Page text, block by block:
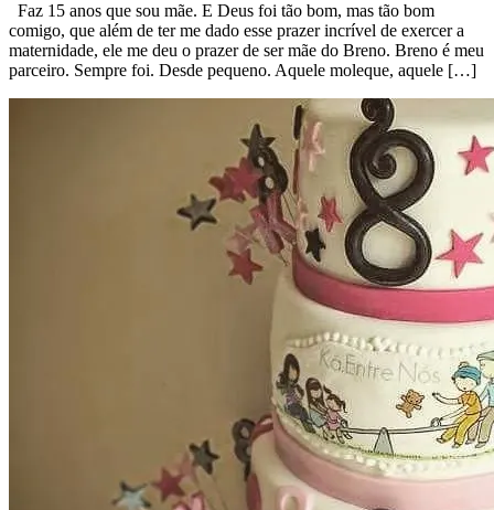
Faz 15 anos que sou mãe. E Deus foi tão bom, mas tão bom
comigo, que além de ter me dado esse prazer incrível de exercer a
maternidade, ele me deu o prazer de ser mãe do Breno. Breno é meu
parceiro. Sempre foi. Desde pequeno. Aquele moleque, aquele […]